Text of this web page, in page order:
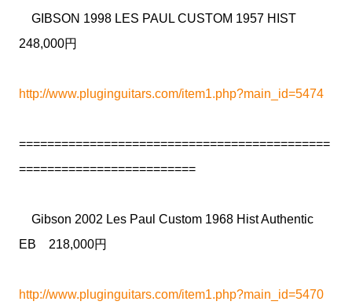
GIBSON 1998 LES PAUL CUSTOM 1957 HIST
248,000円
http://www.pluginguitars.com/item1.php?main_id=5474
============================================
=========================
Gibson 2002 Les Paul Custom 1968 Hist Authentic
EB 218,000円
http://www.pluginguitars.com/item1.php?main_id=5470